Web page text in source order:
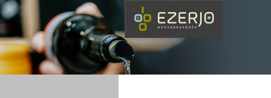
Ugrás
a
tartalomhoz